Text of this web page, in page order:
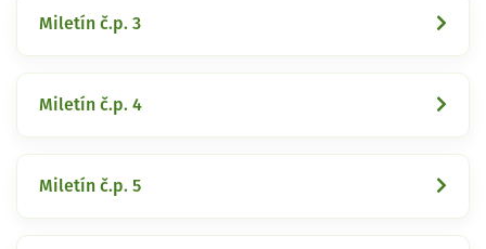
Miletín č.p. 3
Miletín č.p. 4
Miletín č.p. 5